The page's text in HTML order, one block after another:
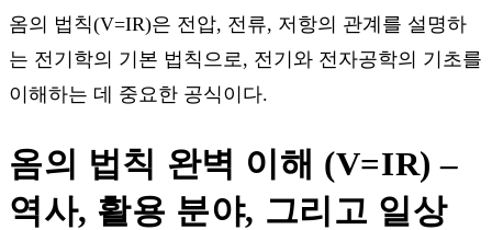
옴의 법칙(V=IR)은 전압, 전류, 저항의 관계를 설명하
는 전기학의 기본 법칙으로, 전기와 전자공학의 기초를
이해하는 데 중요한 공식이다.
옴의 법칙 완벽 이해 (V=IR) –
역사, 활용 분야, 그리고 일상